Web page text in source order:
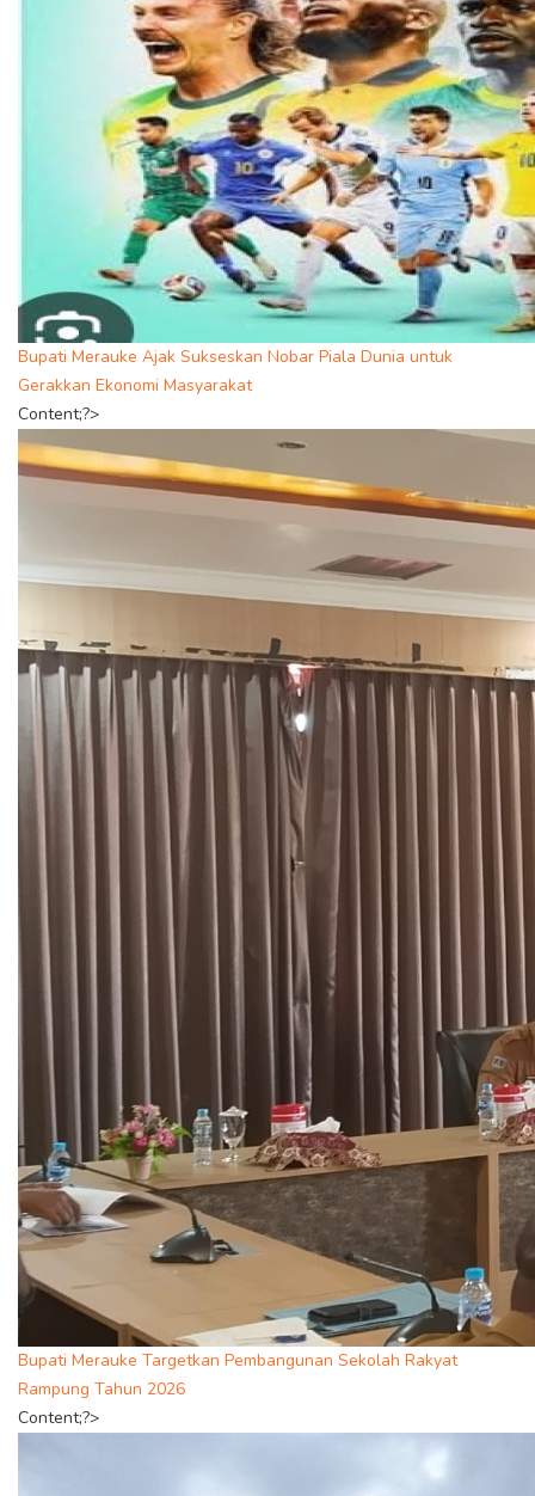
Bupati Merauke Ajak Sukseskan Nobar Piala Dunia untuk
Gerakkan Ekonomi Masyarakat
Content;?>
Bupati Merauke Targetkan Pembangunan Sekolah Rakyat
Rampung Tahun 2026
Content;?>